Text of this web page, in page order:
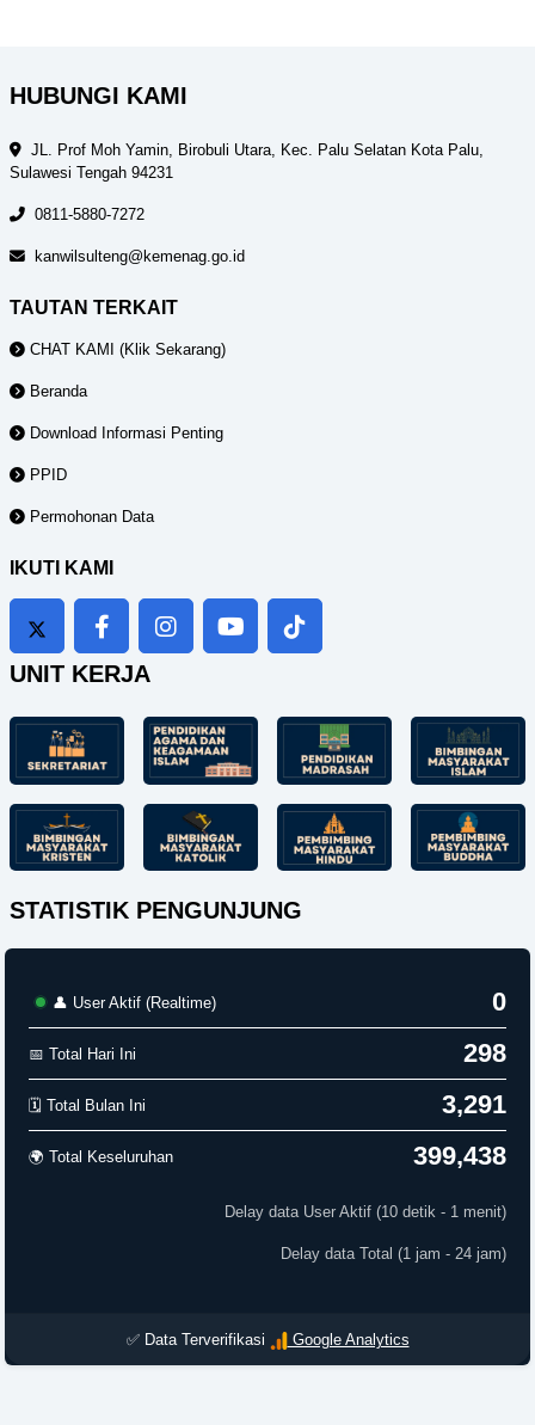
HUBUNGI KAMI
JL. Prof Moh Yamin, Birobuli Utara, Kec. Palu Selatan Kota Palu,
Sulawesi Tengah 94231
0811-5880-7272
kanwilsulteng@kemenag.go.id
TAUTAN TERKAIT
CHAT KAMI (Klik Sekarang)
Beranda
Download Informasi Penting
PPID
Permohonan Data
IKUTI KAMI
UNIT KERJA
STATISTIK PENGUNJUNG
👤 User Aktif (Realtime) 0
📅 Total Hari Ini 298
🗓️ Total Bulan Ini 3,291
🌍 Total Keseluruhan 399,438
Delay data User Aktif (10 detik - 1 menit)
Delay data Total (1 jam - 24 jam)
✅ Data Terverifikasi Google Analytics